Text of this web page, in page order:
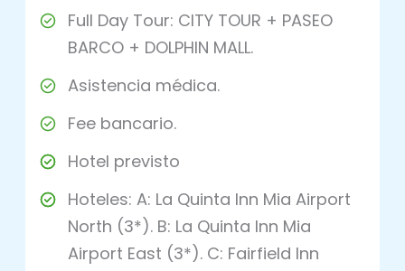
Full Day Tour: CITY TOUR + PASEO
BARCO + DOLPHIN MALL.
Asistencia médica.
Fee bancario.
Hotel previsto
Hoteles: A: La Quinta Inn Mia Airport
North (3*). B: La Quinta Inn Mia
Airport East (3*). C: Fairfield Inn